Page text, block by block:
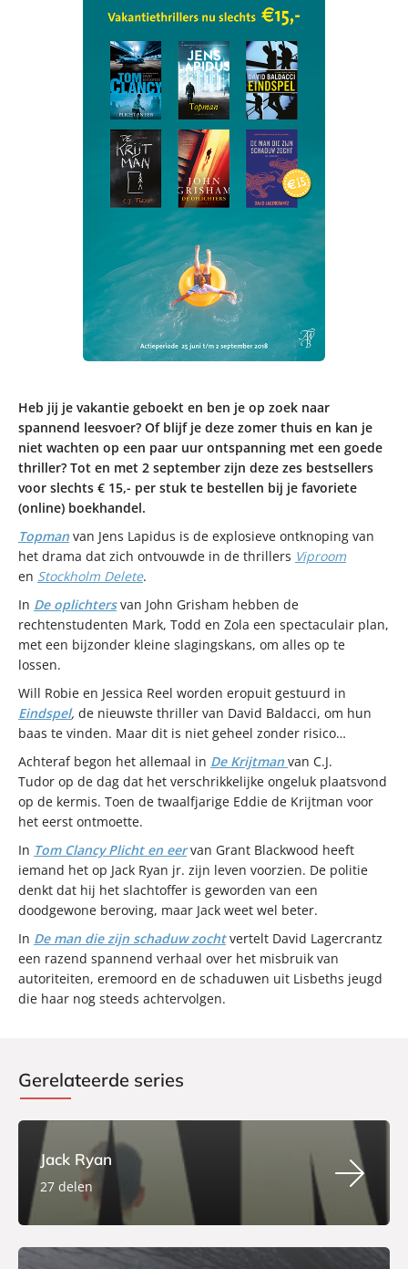
Heb jij je vakantie geboekt en ben je op zoek naar
spannend leesvoer? Of blijf je deze zomer thuis en kan je
niet wachten op een paar uur ontspanning met een goede
thriller? Tot en met 2 september zijn deze zes bestsellers
voor slechts € 15,- per stuk te bestellen bij je favoriete
(online) boekhandel.
Topman van Jens Lapidus is de explosieve ontknoping van
het drama dat zich ontvouwde in de thrillers Viproom
en Stockholm Delete.
In De oplichters van John Grisham hebben de
rechtenstudenten Mark, Todd en Zola een spectaculair plan,
met een bijzonder kleine slagingskans, om alles op te
lossen.
Will Robie en Jessica Reel worden eropuit gestuurd in
Eindspel, de nieuwste thriller van David Baldacci, om hun
baas te vinden. Maar dit is niet geheel zonder risico…
Achteraf begon het allemaal in De Krijtman van C.J.
Tudor op de dag dat het verschrikkelijke ongeluk plaatsvond
op de kermis. Toen de twaalfjarige Eddie de Krijtman voor
het eerst ontmoette.
In Tom Clancy Plicht en eer van Grant Blackwood heeft
iemand het op Jack Ryan jr. zijn leven voorzien. De politie
denkt dat hij het slachtoffer is geworden van een
doodgewone beroving, maar Jack weet wel beter.
In De man die zijn schaduw zochtvertelt David Lagercrantz
een razend spannend verhaal over het misbruik van
autoriteiten, eremoord en de schaduwen uit Lisbeths jeugd
die haar nog steeds achtervolgen.
Gerelateerde series
Jack Ryan
27 delen